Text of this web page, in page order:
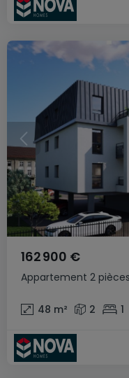
Appartement 2 pièces
162 900 €
48 m² 2 1